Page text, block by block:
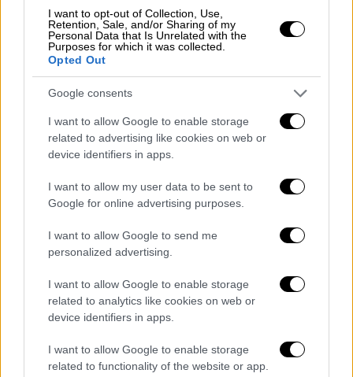
I want to opt-out of Collection, Use,
Retention, Sale, and/or Sharing of my
Personal Data that Is Unrelated with the
Purposes for which it was collected.
Opted Out
Google consents
I want to allow Google to enable storage
related to advertising like cookies on web or
device identifiers in apps.
I want to allow my user data to be sent to
Google for online advertising purposes.
I want to allow Google to send me
personalized advertising.
I want to allow Google to enable storage
related to analytics like cookies on web or
device identifiers in apps.
I want to allow Google to enable storage
related to functionality of the website or app.
Εξηγώντας γιατί πίστευε ότι η φυλάκιση
ήταν η σωστή ποινή , είπε: «Έτσι
χρόνο να σκεφτεί τι έκανεκαι θα σήμαινε
ότι αυτό δεν θα συνέβαινε σε κανέναν άλλο
εξαιτίας του». Ήταν 15 ετών όταν δέχτηκε
επίθεση από τον νεαρό, τον οποίο γνώριζε,
και ανέφερε ότι η αποφυλάκιση του βιαστή
από το δικαστήριο, παρά την καταδίκη
είχε επιδεινώσει το τραύμα της
.
άτομο καιανησυχώ για τους άλλους
ανθρώπους, σε περίπτωση που το ξανακάνει
χωρίς να υποστεί πραγματικές συνέπειες»,
είπε. «Δεν ξέρω πού βρίσκεται ή τι κάνει.
Κοιτάζω συνεχώς πίσω μου
λιγότερο τους ανθρώπους εξαιτίας αυτού».
Πρόσθεσε: «Θα ήταν καλό για το κοινό να